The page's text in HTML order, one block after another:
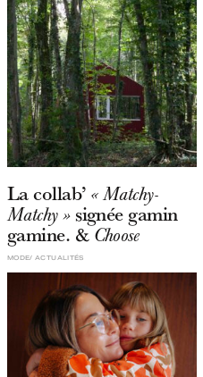
La collab’ « Matchy-
Matchy »signée gamin
gamine. &Choose
ACTUALITÉS
MODE